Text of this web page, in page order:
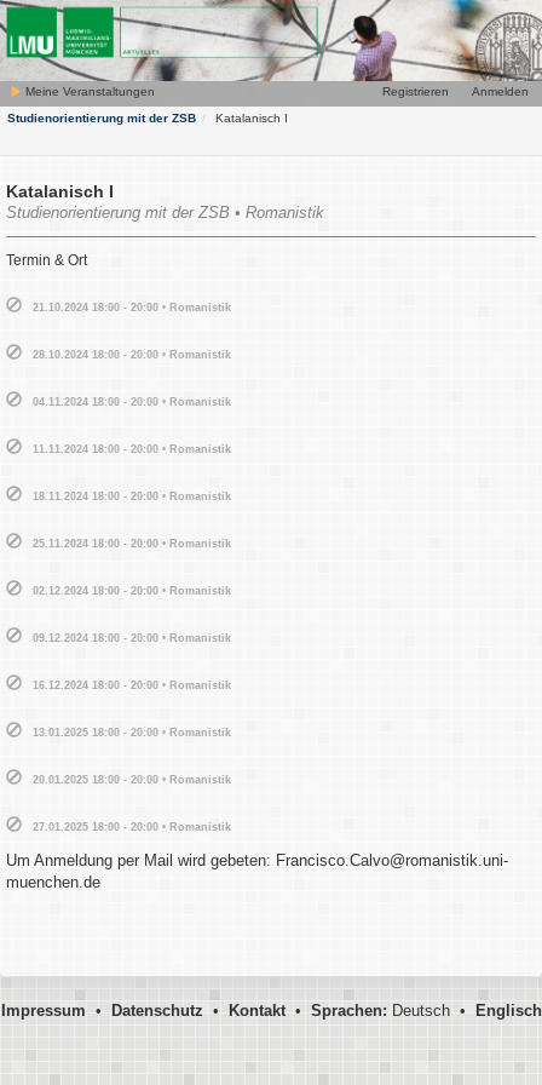
Meine Veranstaltungen Anmelden
Registrieren
Studienorientierung mit der ZSB
Katalanisch I
Katalanisch I
Studienorientierung mit der ZSB • Romanistik
Termin & Ort
21.10.2024 18:00 - 20:00 • Romanistik
28.10.2024 18:00 - 20:00 • Romanistik
04.11.2024 18:00 - 20:00 • Romanistik
11.11.2024 18:00 - 20:00 • Romanistik
18.11.2024 18:00 - 20:00 • Romanistik
25.11.2024 18:00 - 20:00 • Romanistik
02.12.2024 18:00 - 20:00 • Romanistik
09.12.2024 18:00 - 20:00 • Romanistik
16.12.2024 18:00 - 20:00 • Romanistik
13.01.2025 18:00 - 20:00 • Romanistik
20.01.2025 18:00 - 20:00 • Romanistik
27.01.2025 18:00 - 20:00 • Romanistik
Um Anmeldung per Mail wird gebeten: Francisco.Calvo@romanistik.uni-
muenchen.de
Impressum • Datenschutz • Kontakt• Sprachen:Deutsch • Englisch